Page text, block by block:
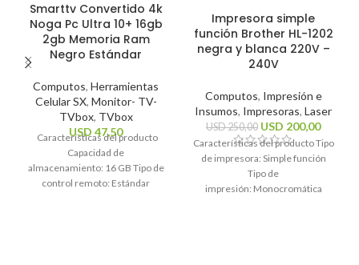
Smarttv Convertido 4k
Noga Pc Ultra 10+ 16gb
2gb Memoria Ram
Negro Estándar
Computos, Herramientas
Celular SX, Monitor- TV-
TVbox, TVbox
USD 47,50
Características del producto
Capacidad de
almacenamiento: 16 GB Tipo de
control remoto: Estándar
Impresora simple
función Brother HL-1202
negra y blanca 220V –
240V
Computos, Impresión e
Insumos, Impresoras, Laser
USD250,00 USD 200,00
Características del producto Tipo
de impresora: Simple función
Tipo de
impresión: Monocromática